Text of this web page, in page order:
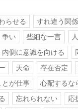
らせる すれ違う関係
争い 些細な一言
内側に意識を向ける
天命 存在否定
とが仕事
心配するな
忘れられない
応